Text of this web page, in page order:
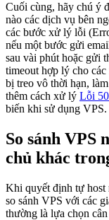
Cuối cùng, hãy chú ý
nào các dịch vụ bên
các bước xử lý lỗi
nếu một bước gửi
sau vài phút hoặc gửi
timeout hợp lý cho
bị treo vô thời hạn,
thêm cách xử lý Lỗi
biến khi sử dụng VPS.
So sánh VPS
chủ khác
Khi quyết định tự host
so sánh VPS với các
thường là lựa chọn